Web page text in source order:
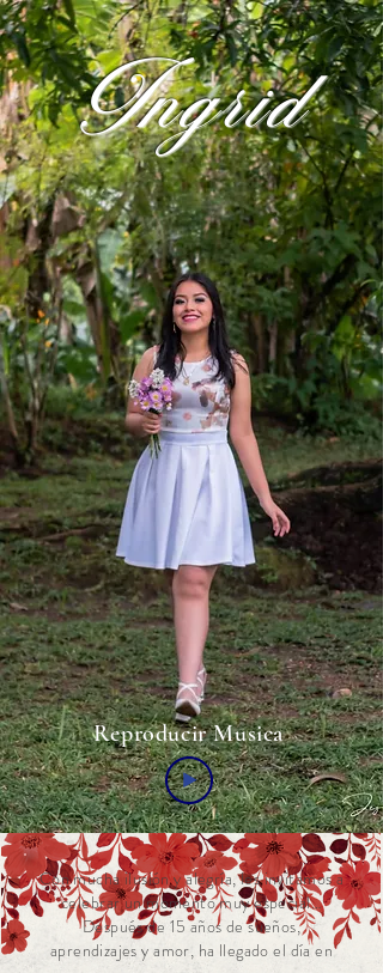
Ingrid
Reproducir Musica
Con mucha ilusión y alegría, les invitamos a
celebrar un momento muy especial…
Después de 15 años de sueños,
aprendizajes y amor, ha llegado el día en